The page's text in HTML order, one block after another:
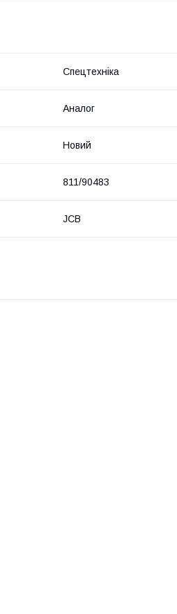
Спецтехніка
Аналог
Новий
811/90483
JCB